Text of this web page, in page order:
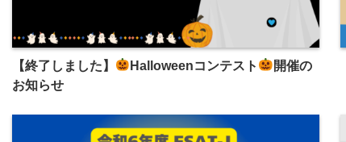
【終了しました】 Halloweenコンテスト
開催の
お知らせ